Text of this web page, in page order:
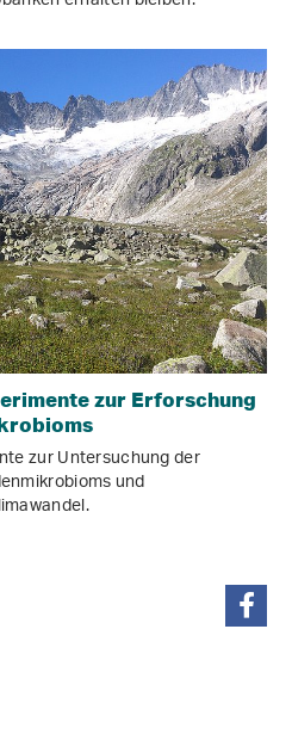
zur Erforschung
zur Untersuchung der
und